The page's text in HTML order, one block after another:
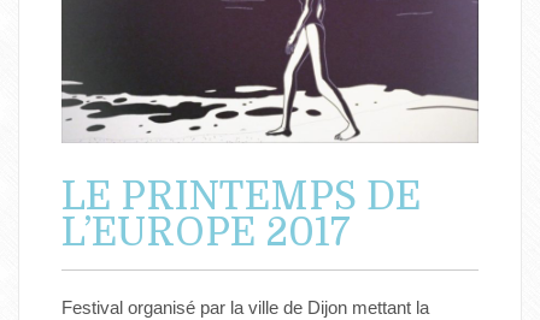
LE PRINTEMPS DE
L’EUROPE 2017
Festival organisé par la ville de Dijon mettant la